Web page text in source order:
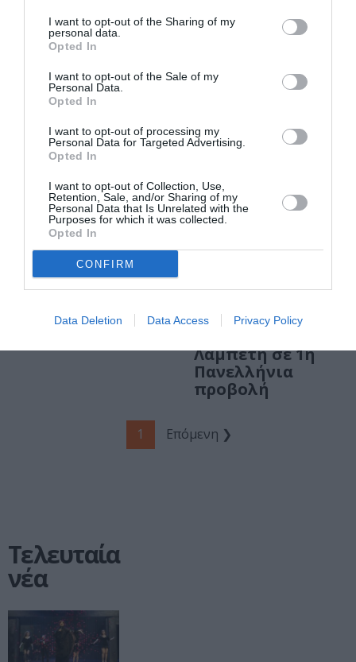
I want to opt-out of the Sharing of my
personal data.
Opted In
I want to opt-out of the Sale of my
Personal Data.
Opted In
I want to opt-out of processing my
Personal Data for Targeted Advertising.
Opted In
I want to opt-out of Collection, Use,
Retention, Sale, and/or Sharing of my
Personal Data that Is Unrelated with the
Purposes for which it was collected.
Opted In
CONFIRM
Data Deletion Data Access Privacy Policy
όλη την Μεγάλη
Εβδομάδα
ΣΙΝΕΜΑ / ΝΕΑ
Χαμένο Κορμί με
την Έλλη
κορμί του
Κακογιάννη με
Λαμπέτη σε 1η
Πανελλήνια
προβολή
1 Επόμενη ❯
Τελευταία
νέα